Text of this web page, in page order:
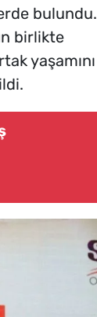
bulundu.
birlikte
yaşamını